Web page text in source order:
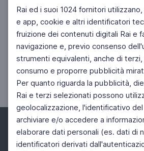
Rai ed i suoi 1024 fornitori
e app, cookie e altri identificatori
fruizione dei contenuti digitali Rai e
navigazione e, previo consenso
strumenti equivalenti, anche di terzi,
consumo e proporre pubblicità
Per quanto riguarda la pubblicità,
Rai e terzi selezionati possono
geolocalizzazione, l'identificativo
archiviare e/o accedere a
elaborare dati personali (es. dati di
identificatori derivati
Il cinema a tavola
Mangiare bere amare odiare